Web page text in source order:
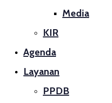
Media
KIR
Agenda
Layanan
PPDB